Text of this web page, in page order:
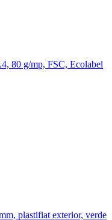
80 g/mp, FSC, Ecolabel
plastifiat exterior, verde